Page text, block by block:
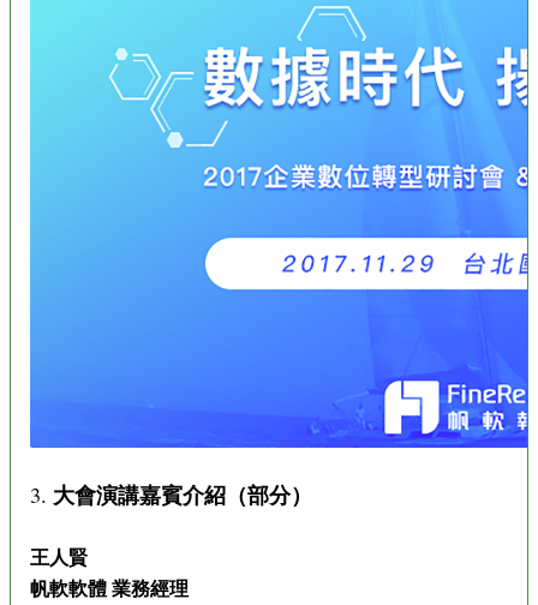
3. 大會演講嘉賓介紹（部分）
王人賢
帆軟軟體 業務經理